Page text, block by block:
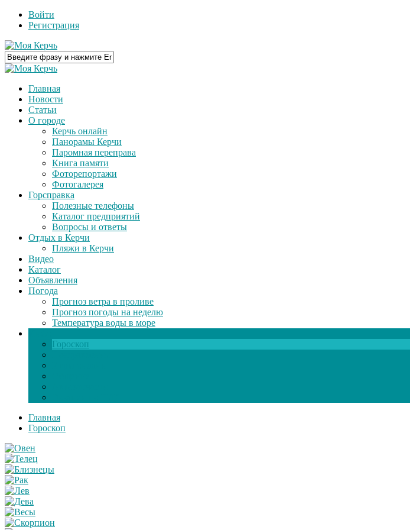
Войти
Регистрация
Главная
Новости
Статьи
О городе
Керчь онлайн
Панорамы Керчи
Паромная переправа
Книга памяти
Фоторепортажи
Фотогалерея
Горсправка
Полезные телефоны
Каталог предприятий
Вопросы и ответы
Отдых в Керчи
Пляжи в Керчи
Видео
Каталог
Объявления
Погода
Прогноз ветра в проливе
Прогноз погоды на неделю
Температура воды в море
Гороскоп
Главная
Гороскоп